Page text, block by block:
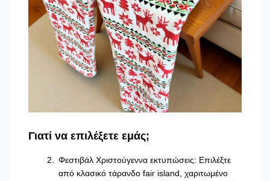
Γιατί να επιλέξετε εμάς;
Φεστιβάλ Χριστούγεννα εκτυπώσεις: Επιλέξτε
από κλασικό τάρανδο fair island, χαριτωμένο